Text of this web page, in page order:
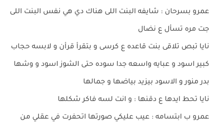
عمرو بسرحان : شايفه البنت اللى هناك دي هي نفس البنت اللى
جت مره تسأل ع نضال
نايا تبص تلاقى بنت قاعده ع كرسى و بتقرأ قرأن و لابسه حجاب
كبير اسود و عبايه واسعه جدا سوده حتى الشوز اسود و وشها
بدر منور و الاسود بيزيد بياضها و جمالها
نايا تحط ايدها ع دقنها : و انت لسه فاكر شكلها
عمرو ب ابتسامه : عيب عليكي صورتها اتحفرت في عقلي من